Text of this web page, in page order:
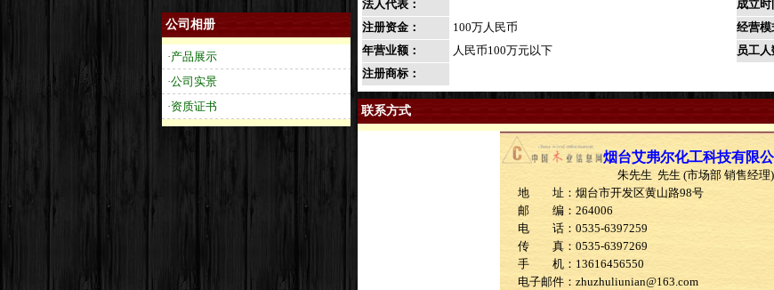
公司相册
·产品展示
·公司实景
·资质证书
法人代表： 成立时
注册资金：
100万人民币 经营模
年营业额：
人民币100万元以下 员工人
注册商标：
联系方式
烟台艾弗尔化工科技有限公
朱先生 先生 (市场部 销售经理)
地 址：烟台市开发区黄山路98号
邮 编：264006
电 话：0535-6397259
传 真：0535-6397269
手 机：13616456550
电子邮件：zhuzhuliunian@163.com